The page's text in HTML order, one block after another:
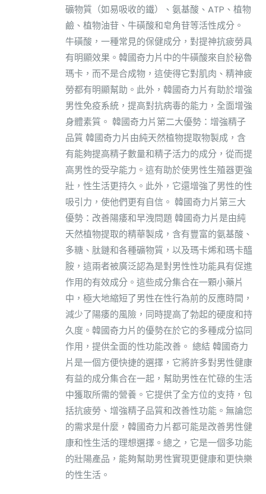
礦物質（如易吸收的鐵）、氨基酸、ATP、植物
鹼、植物油苷、牛磺酸和皂角苷等活性成分。
牛磺酸，一種常見的保健成分，對提神抗疲勞具
有明顯效果。韓國奇力片中的牛磺酸來自於秘魯
瑪卡，而不是合成物，這使得它對肌肉、精神疲
勞都有明顯幫助。此外，韓國奇力片有助於增強
男性免疫系統，提高對抗病毒的能力，全面增強
身體素質。 韓國奇力片第二大優勢：增強精子
品質 韓國奇力片由純天然植物提取物製成，含
有能夠提高精子數量和精子活力的成分，從而提
高男性的受孕能力。這有助於使男性生殖器更強
壯，性生活更持久。此外，它還增強了男性的性
吸引力，使他們更有自信。 韓國奇力片第三大
優勢：改善陽痿和早洩問題 韓國奇力片是由純
天然植物提取的精華製成，含有豐富的氨基酸、
多糖、肽鏈和各種礦物質，以及瑪卡烯和瑪卡醯
胺，這兩者被廣泛認為是對男性性功能具有促進
作用的有效成分。這些成分集合在一顆小藥片
中，極大地縮短了男性在性行為前的反應時間，
減少了陽痿的風險，同時提高了勃起的硬度和持
久度。韓國奇力片的優勢在於它的多種成分協同
作用，提供全面的性功能改善。 總結 韓國奇力
片是一個方便快捷的選擇，它將許多對男性健康
有益的成分集合在一起，幫助男性在忙碌的生活
中獲取所需的營養。它提供了全方位的支持，包
括抗疲勞、增強精子品質和改善性功能。無論您
的需求是什麼，韓國奇力片都可能是改善男性健
康和性生活的理想選擇。總之，它是一個多功能
的壯陽產品，能夠幫助男性實現更健康和更快樂
的性生活。